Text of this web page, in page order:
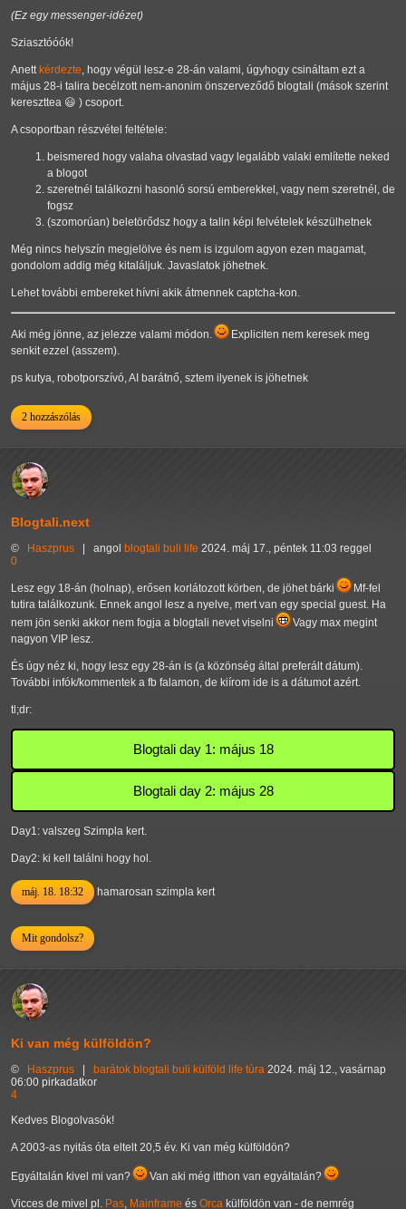
(Ez egy messenger-idézet)
Sziasztóóók!
Anett kérdezte, hogy végül lesz-e 28-án valami, úgyhogy csináltam ezt a
május 28-i talira becélzott nem-anonim önszerveződő blogtali (mások szerint
kereszttea 😃 ) csoport.
A csoportban részvétel feltétele:
beismered hogy valaha olvastad vagy legalább valaki említette neked
a blogot
szeretnél találkozni hasonló sorsú emberekkel, vagy nem szeretnél, de
fogsz
(szomorúan) beletörődsz hogy a talin képi felvételek készülhetnek
Még nincs helyszín megjelölve és nem is izgulom agyon ezen magamat,
gondolom addig még kitaláljuk. Javaslatok jöhetnek.
Lehet további embereket hívni akik átmennek captcha-kon.
Aki még jönne, az jelezze valami módon.
Expliciten nem keresek meg
senkit ezzel (asszem).
ps kutya, robotporszívó, AI barátnő, sztem ilyenek is jöhetnek
2 hozzászólás
Blogtali.next
© Haszprus angol blogtali buli life 2024. máj 17., péntek 11:03 reggel
0
Lesz egy 18-án (holnap), erősen korlátozott körben, de jöhet bárki
Mf-fel
tutira találkozunk. Ennek angol lesz a nyelve, mert van egy special guest. Ha
nem jön senki akkor nem fogja a blogtali nevet viselni
Vagy max megint
nagyon VIP lesz.
És úgy néz ki, hogy lesz egy 28-án is (a közönség által preferált dátum).
További infók/kommentek a fb falamon, de kiírom ide is a dátumot azért.
tl;dr:
Blogtali day 1: május 18
Blogtali day 2: május 28
Day1: valszeg Szimpla kert.
Day2: ki kell találni hogy hol.
máj. 18. 18:32 hamarosan szimpla kert
Mit gondolsz?
Ki van még külföldön?
© Haszprus barátok blogtali buli külföld life túra 2024. máj 12., vasárnap
06:00 pirkadatkor
4
Kedves Blogolvasók!
A 2003-as nyitás óta eltelt 20,5 év. Ki van még külföldön?
Egyáltalán kivel mi van? Van aki még itthon van egyáltalán?
Vicces de mivel pl. Pas, Mainframe és Orca külföldön van - de nemrég